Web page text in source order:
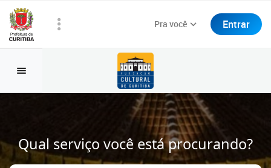
Pra você Entrar
Qual serviço você está procurando?